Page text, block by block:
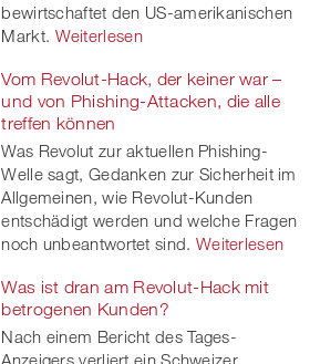
bewirtschaftet den US-amerikanischen
Markt. Weiterlesen
Vom Revolut-Hack, der keiner war –
und von Phishing-Attacken, die alle
treffen können
Was Revolut zur aktuellen Phishing-
Welle sagt, Gedanken zur Sicherheit im
Allgemeinen, wie Revolut-Kunden
entschädigt werden und welche Fragen
noch unbeantwortet sind. Weiterlesen
Was ist dran am Revolut-Hack mit
betrogenen Kunden?
Nach einem Bericht des Tages-
Anzeigers verliert ein Schweizer